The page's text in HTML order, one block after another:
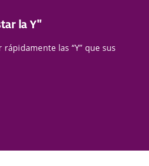
la Y"
las “Y” que sus